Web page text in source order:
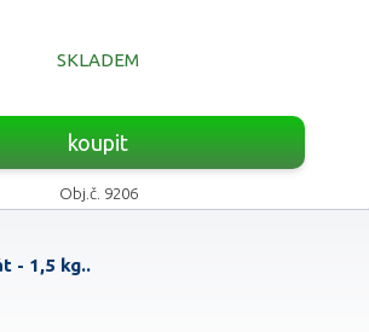
SKLADEM
koupit
Obj.č. 9206
- 1,5 kg..